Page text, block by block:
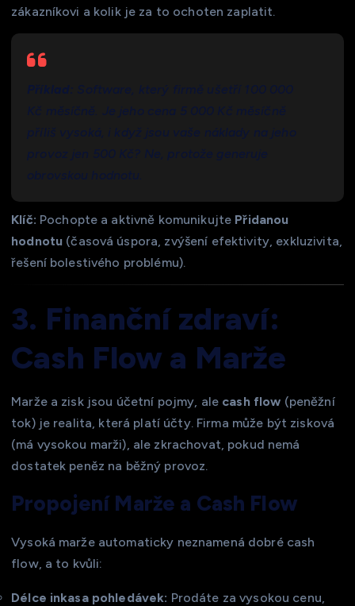
zákazníkovi a kolik je za to ochoten zaplatit.
Příklad:
Software, který firmě ušetří 100 000
Kč měsíčně. Je jeho cena 5 000 Kč měsíčně
příliš vysoká, i když jsou vaše náklady na jeho
provoz jen 500 Kč? Ne, protože generuje
obrovskou hodnotu.
Klíč: Pochopte a aktivně komunikujte Přidanou
hodnotu (časová úspora, zvýšení efektivity, exkluzivita,
řešení bolestivého problému).
3. Finanční zdraví:
Cash Flow a Marže
Marže a zisk jsou účetní pojmy, ale cash flow (peněžní
tok) je realita, která platí účty. Firma může být zisková
(má vysokou marži), ale zkrachovat, pokud nemá
dostatek peněz na běžný provoz.
Propojení Marže a Cash Flow
Vysoká marže automaticky neznamená dobré cash
flow, a to kvůli:
Délce inkasa pohledávek: Prodáte za vysokou cenu,